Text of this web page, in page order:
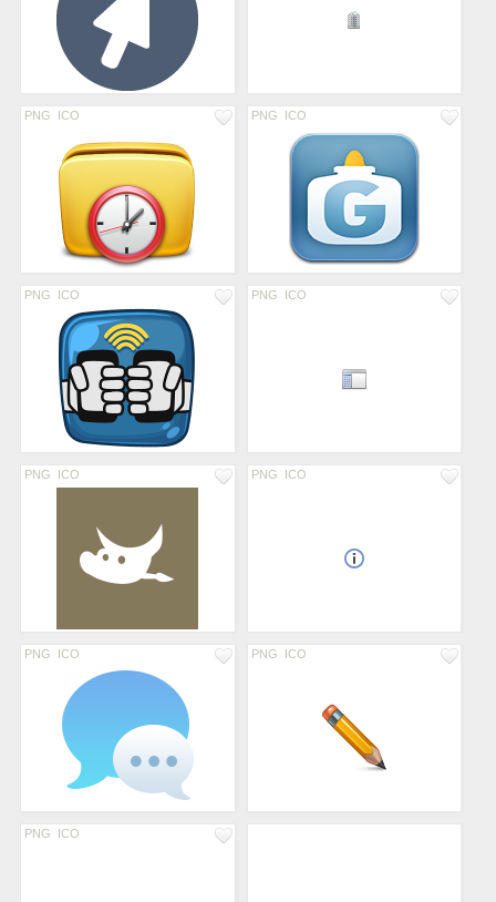
PNG ICO PNG ICO
PNG ICO PNG ICO
PNG ICO PNG ICO
PNG ICO PNG ICO
PNG ICO